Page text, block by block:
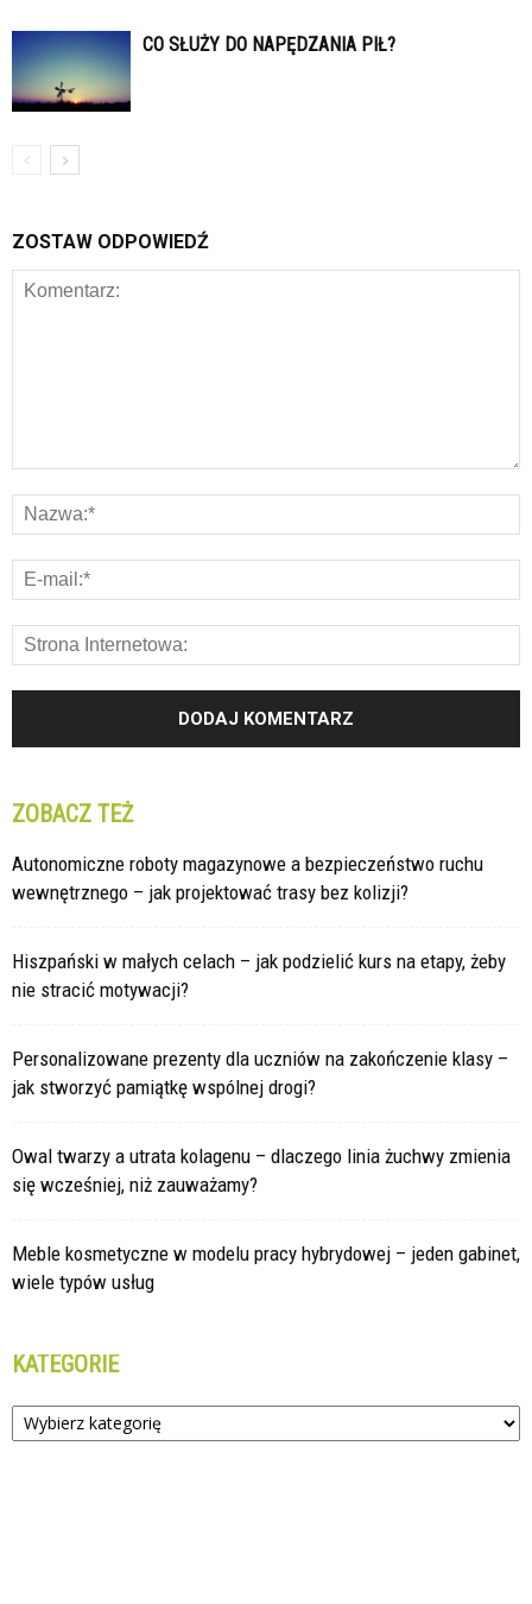
CO SŁUŻY DO NAPĘDZANIA PIŁ?
ZOSTAW ODPOWIEDŹ
ZOBACZ TEŻ
Autonomiczne roboty magazynowe a bezpieczeństwo ruchu
wewnętrznego – jak projektować trasy bez kolizji?
Hiszpański w małych celach – jak podzielić kurs na etapy, żeby
nie stracić motywacji?
Personalizowane prezenty dla uczniów na zakończenie klasy –
jak stworzyć pamiątkę wspólnej drogi?
Owal twarzy a utrata kolagenu – dlaczego linia żuchwy zmienia
się wcześniej, niż zauważamy?
Meble kosmetyczne w modelu pracy hybrydowej – jeden gabinet,
wiele typów usług
KATEGORIE
Kategorie